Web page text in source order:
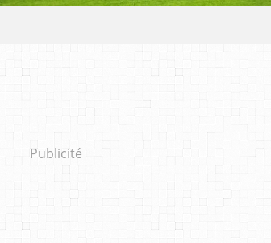
Publicité